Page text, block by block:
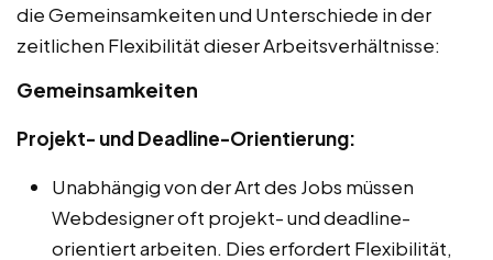
die Gemeinsamkeiten und Unterschiede in der
zeitlichen Flexibilität dieser Arbeitsverhältnisse:
Gemeinsamkeiten
Projekt- und Deadline-Orientierung:
Unabhängig von der Art des Jobs müssen
Webdesigner oft projekt- und deadline-
orientiert arbeiten. Dies erfordert Flexibilität,